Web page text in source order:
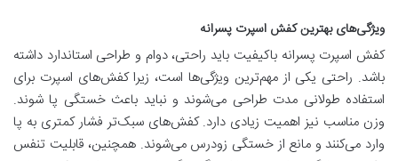
ویژگی‌های بهترین کفش اسپرت پسرانه
کفش اسپرت پسرانه باکیفیت باید راحتی، دوام و طراحی استاندارد داشته
باشد. راحتی یکی از مهم‌ترین ویژگی‌ها است، زیرا کفش‌های اسپرت برای
استفاده طولانی ‌مدت طراحی می‌شوند و نباید باعث خستگی پا شوند.
وزن مناسب نیز اهمیت زیادی دارد. کفش‌های سبک‌تر فشار کمتری به پا
وارد می‌کنند و مانع از خستگی زودرس می‌شوند. همچنین، قابلیت تنفس